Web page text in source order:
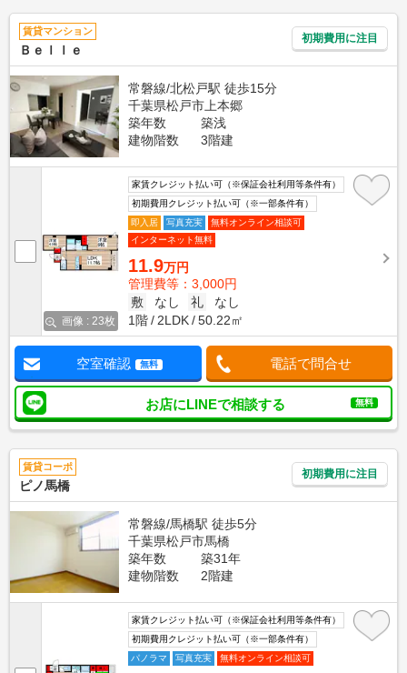
賃貸マンション
Ｂｅｌｌｅ
初期費用に注目
常磐線/北松戸駅 徒歩15分
千葉県松戸市上本郷
築年数
築浅
建物階数
3階建
画像 : 23枚
家賃クレジット払い可（※保証会社利用等条件有）
初期費用クレジット払い可（※一部条件有）
即入居
写真充実
無料オンライン相談可
インターネット無料
11.9万円
管理費等：3,000円
敷
なし 礼
なし
1階
2LDK 50.22㎡
空室確認 無料 電話で問合せ
お店にLINEで相談する 無料
賃貸コーポ
ピノ馬橋
初期費用に注目
常磐線/馬橋駅 徒歩5分
千葉県松戸市馬橋
築年数
築31年
建物階数
2階建
家賃クレジット払い可（※保証会社利用等条件有）
初期費用クレジット払い可（※一部条件有）
パノラマ
写真充実 無料オンライン相談可